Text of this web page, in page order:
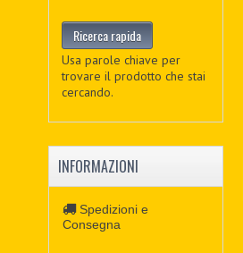
Usa parole chiave per
trovare il prodotto che stai
cercando.
INFORMAZIONI
Spedizioni e
Consegna